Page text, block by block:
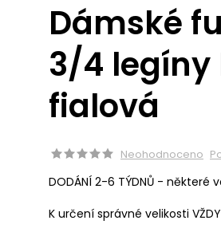
Dámské
3/4 legíny
fialová
Neohodnoceno
DODÁNÍ 2-6 TÝDNŮ - některé
K určení správné velikosti